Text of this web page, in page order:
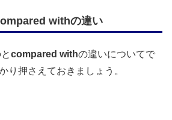
withの違い
とcompared withの違いについてで
り押さえておきましょう。